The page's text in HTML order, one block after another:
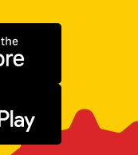
en App Store
en Google Play